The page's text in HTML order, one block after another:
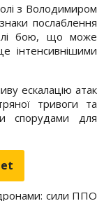
з Володимиром
послаблення
бою, що може
інтенсивнішими
ескалацію атак
тривоги та
спорудами для
сили ППО